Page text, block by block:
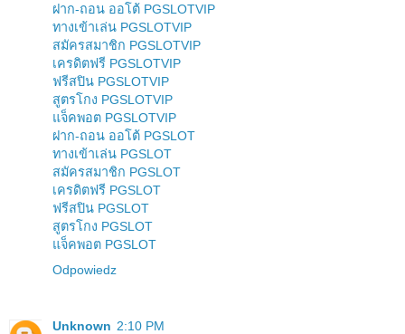
ฝาก-ถอน ออโต้ PGSLOTVIP
ทางเข้าเล่น PGSLOTVIP
สมัครสมาชิก PGSLOTVIP
เครดิตฟรี PGSLOTVIP
ฟรีสปิน PGSLOTVIP
สูตรโกง PGSLOTVIP
แจ็คพอต PGSLOTVIP
ฝาก-ถอน ออโต้ PGSLOT
ทางเข้าเล่น PGSLOT
สมัครสมาชิก PGSLOT
เครดิตฟรี PGSLOT
ฟรีสปิน PGSLOT
สูตรโกง PGSLOT
แจ็คพอต PGSLOT
Odpowiedz
Unknown 2:10 PM